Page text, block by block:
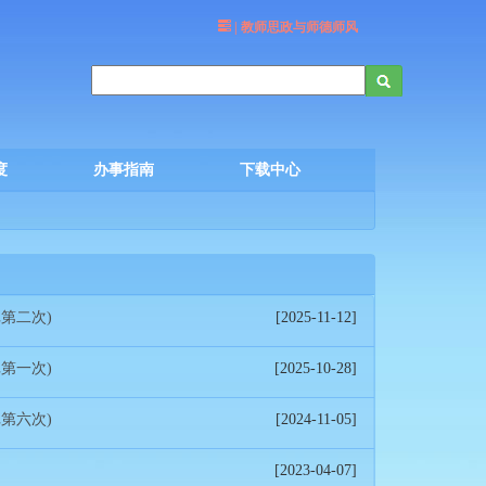
| 教师思政与师德师风
办事指南 下载中心
二次) [2025-11-12]
一次) [2025-10-28]
六次) [2024-11-05]
[2023-04-07]